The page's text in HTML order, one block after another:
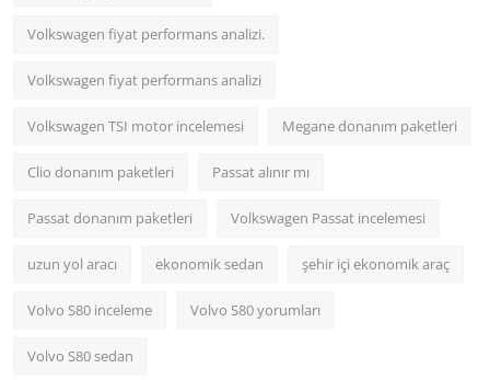
Volkswagen fiyat performans analizi.
Volkswagen fiyat performans analizi
Volkswagen TSI motor incelemesi Megane donanım paketleri
Clio donanım paketleri Passat alınır mı
Passat donanım paketleri Volkswagen Passat incelemesi
uzun yol aracı ekonomik sedan şehir içi ekonomik araç
Volvo S80 inceleme Volvo S80 yorumları
Volvo S80 sedan